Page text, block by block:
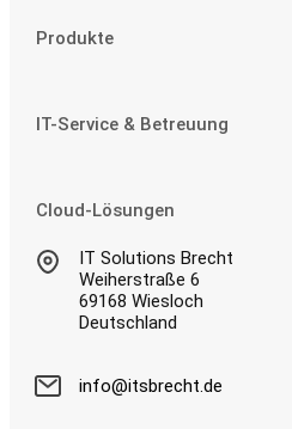
Produkte
IT-Service & Betreuung
Cloud-Lösungen
IT Solutions Brecht
Weiherstraße 6
69168 Wiesloch
Deutschland
info@itsbrecht.de